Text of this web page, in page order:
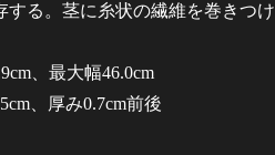
る。茎に糸状の繊維を巻きつけ
、最大幅46.0cm
、厚み0.7cm前後